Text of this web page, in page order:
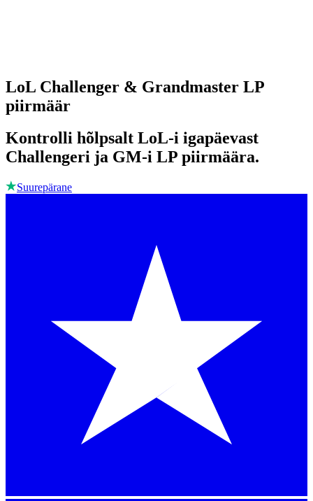
LoL Challenger & Grandmaster LP
piirmäär
Kontrolli hõlpsalt LoL-i igapäevast
Challengeri ja GM-i LP piirmäära.
Suurepärane